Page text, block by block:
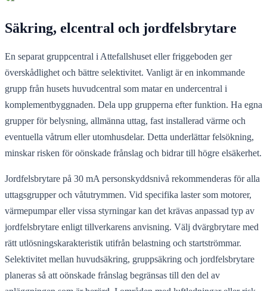
Säkring, elcentral och jordfelsbrytare
En separat gruppcentral i Attefallshuset eller friggeboden ger
överskådlighet och bättre selektivitet. Vanligt är en inkommande
grupp från husets huvudcentral som matar en undercentral i
komplementbyggnaden. Dela upp grupperna efter funktion. Ha egna
grupper för belysning, allmänna uttag, fast installerad värme och
eventuella våtrum eller utomhusdelar. Detta underlättar felsökning,
minskar risken för oönskade frånslag och bidrar till högre elsäkerhet.
Jordfelsbrytare på 30 mA personskyddsnivå rekommenderas för alla
uttagsgrupper och våtutrymmen. Vid specifika laster som motorer,
värmepumpar eller vissa styrningar kan det krävas anpassad typ av
jordfelsbrytare enligt tillverkarens anvisning. Välj dvärgbrytare med
rätt utlösningskarakteristik utifrån belastning och startströmmar.
Selektivitet mellan huvudsäkring, gruppsäkring och jordfelsbrytare
planeras så att oönskade frånslag begränsas till den del av